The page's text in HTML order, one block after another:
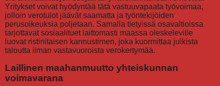
Yritykset voivat hyödyntää tätä vastuuvapaata työvoimaa,
jolloin verotulot jäävät saamatta ja työntekijöiden
perusoikeuksia poljetaan. Samalla tietyissä osavaltioissa
tarjottavat sosiaalituet laittomasti maassa oleskeleville
luovat ristiriitaisen kannustimen, joka kuormittaa julkista
taloutta ilman vastavuoroista verokertymää.
Laillinen maahanmuutto yhteiskunnan
voimavarana